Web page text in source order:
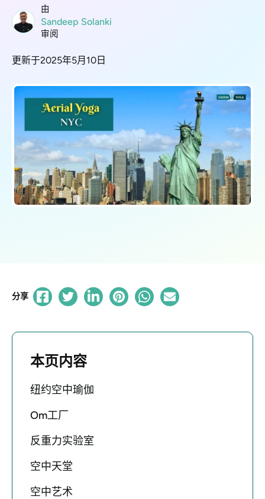
由
Sandeep Solanki
审阅
更新于2025年5月10日
分享
本页内容
纽约空中瑜伽
Om工厂
反重力实验室
空中天堂
空中艺术